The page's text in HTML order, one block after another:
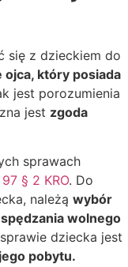
się z dzieckiem do
ojca, który posiada
jest porozumienia
jest zgoda
sprawach
97 § 2 KRO. Do
należą wybór
wolnego
dziecka jest
pobytu.